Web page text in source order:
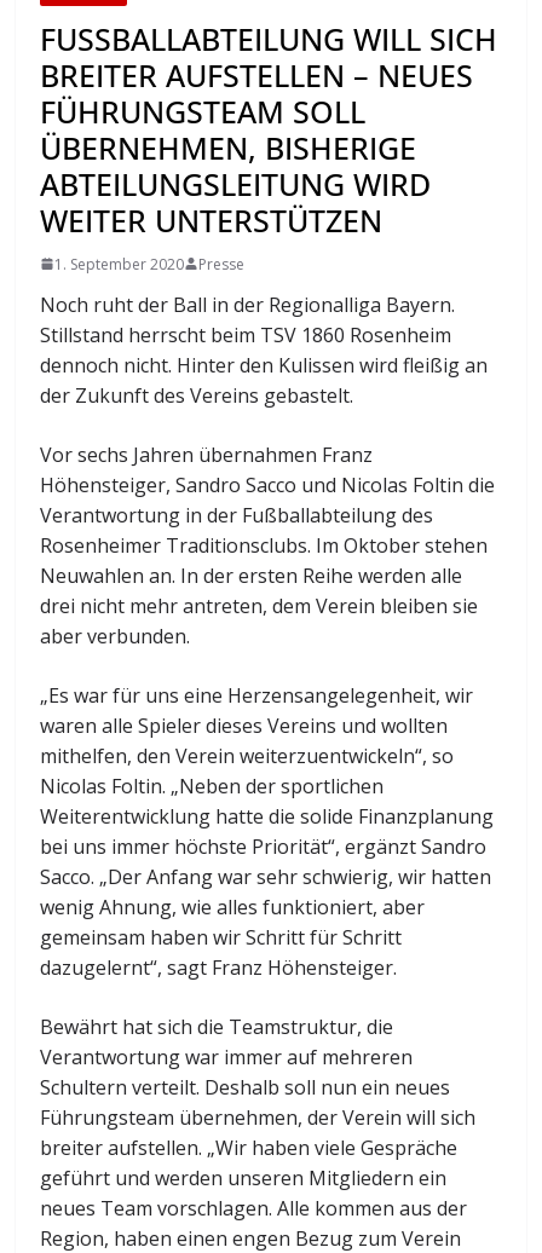
FUSSBALLABTEILUNG WILL SICH B
REITER AUFSTELLEN – NEUES F
ÜHRUNGSTEAM SOLL Ü
BERNEHMEN, BISHERIGE A
BTEILUNGSLEITUNG WIRD W
EITER UNTERSTÜTZEN
1. September 2020 Presse
Noch ruht der Ball in der Regionalliga Bayern.
Stillstand herrscht beim TSV 1860 Rosenheim
dennoch nicht. Hinter den Kulissen wird fleißig an
der Zukunft des Vereins gebastelt.
Vor sechs Jahren übernahmen Franz
Höhensteiger, Sandro Sacco und Nicolas Foltin die
Verantwortung in der Fußballabteilung des
Rosenheimer Traditionsclubs. Im Oktober stehen
Neuwahlen an. In der ersten Reihe werden alle
drei nicht mehr antreten, dem Verein bleiben sie
aber verbunden.
„Es war für uns eine Herzensangelegenheit, wir
waren alle Spieler dieses Vereins und wollten
mithelfen, den Verein weiterzuentwickeln“, so
Nicolas Foltin. „Neben der sportlichen
Weiterentwicklung hatte die solide Finanzplanung
bei uns immer höchste Priorität“, ergänzt Sandro
Sacco. „Der Anfang war sehr schwierig, wir hatten
wenig Ahnung, wie alles funktioniert, aber
gemeinsam haben wir Schritt für Schritt
dazugelernt“, sagt Franz Höhensteiger.
Bewährt hat sich die Teamstruktur, die
Verantwortung war immer auf mehreren
Schultern verteilt. Deshalb soll nun ein neues
Führungsteam übernehmen, der Verein will sich
breiter aufstellen. „Wir haben viele Gespräche
geführt und werden unseren Mitgliedern ein
neues Team vorschlagen. Alle kommen aus der
Region, haben einen engen Bezug zum Verein